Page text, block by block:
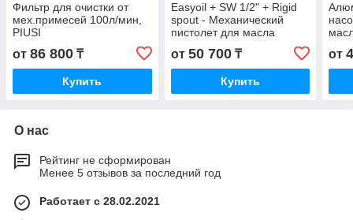
Фильтр для очистки от
мех.примесей 100л/мин,
PIUSI
от 86 800 ₸
Купить
Easyoil + SW 1/2" + Rigid
spout - Механический
пистолет для масла
(жесткий носик+пов.
муфта), PIUSI
от 50 700₸
Купить
от
О нас
Рейтинг не сформирован
Менее 5 отзывов за последний год
Работает с 28.02.2021